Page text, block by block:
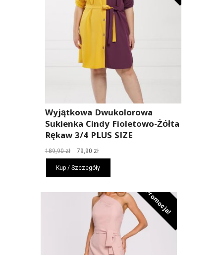
Wyjątkowa Dwukolorowa
Sukienka Cindy Fioletowo-Żółta
Rękaw 3/4 PLUS SIZE
189,90zł
Pierwotna
cena
wynosiła:
189,90 zł.
79,90 złAktualna
cena
wynosi:
79,90 zł.
Kup / Szczegóły
Promocja!